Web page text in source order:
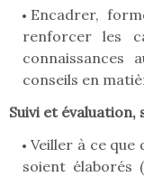
Encadrer,
renforcer les
connaissances
conseils en
Suivi et
Veiller à ce que
soient élaborés